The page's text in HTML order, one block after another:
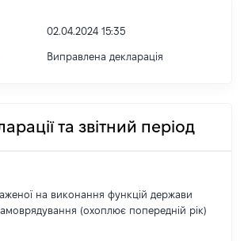
02.04.2024 15:35
Виправлена декларація
та звітний період
на виконання функцій держави
(охоплює попередній рік)